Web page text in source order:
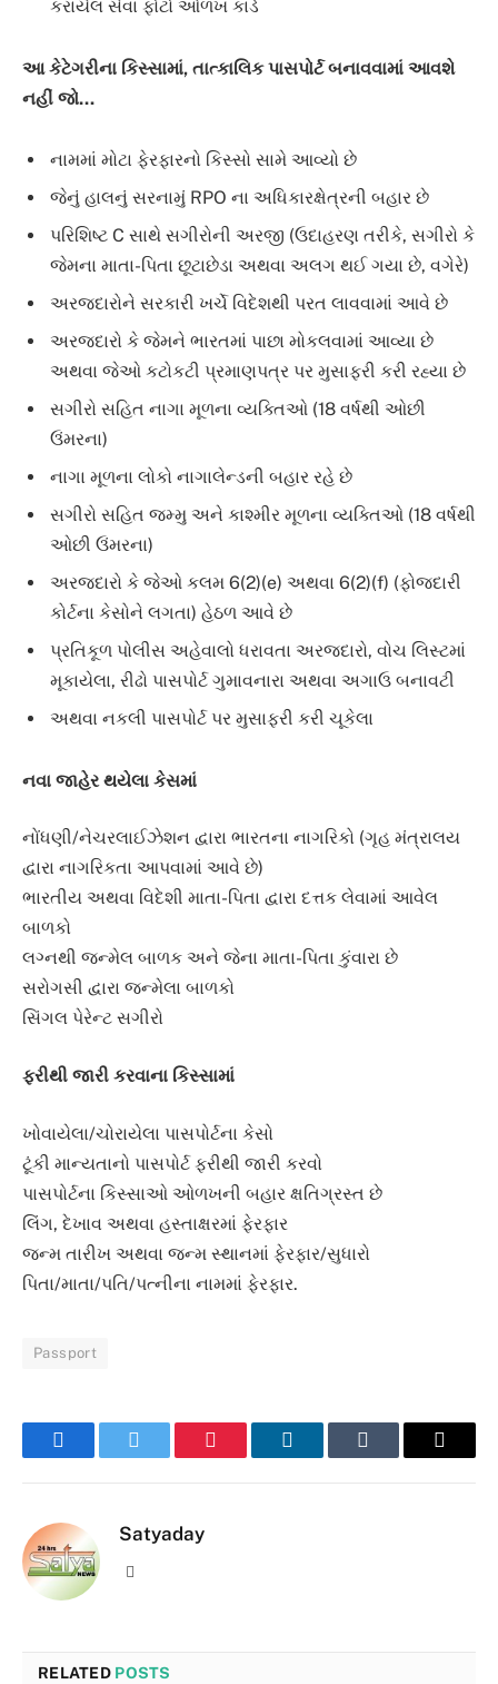
કરાયેલ સેવા ફોટો ઓળખ કાર્ડ
આ કેટેગરીના કિસ્સામાં, તાત્કાલિક પાસપોર્ટ બનાવવામાં આવશે
નહીં જો…
નામમાં મોટા ફેરફારનો કિસ્સો સામે આવ્યો છે
જેનું હાલનું સરનામું RPO ના અધિકારક્ષેત્રની બહાર છે
પરિશિષ્ટ C સાથે સગીરોની અરજી (ઉદાહરણ તરીકે, સગીરો કે
જેમના માતા-પિતા છૂટાછેડા અથવા અલગ થઈ ગયા છે, વગેરે)
અરજદારોને સરકારી ખર્ચે વિદેશથી પરત લાવવામાં આવે છે
અરજદારો કે જેમને ભારતમાં પાછા મોકલવામાં આવ્યા છે
અથવા જેઓ કટોકટી પ્રમાણપત્ર પર મુસાફરી કરી રહ્યા છે
સગીરો સહિત નાગા મૂળના વ્યક્તિઓ (18 વર્ષથી ઓછી
ઉંમરના)
નાગા મૂળના લોકો નાગાલેન્ડની બહાર રહે છે
સગીરો સહિત જમ્મુ અને કાશ્મીર મૂળના વ્યક્તિઓ (18 વર્ષથી
ઓછી ઉંમરના)
અરજદારો કે જેઓ કલમ 6(2)(e) અથવા 6(2)(f) (ફોજદારી
કોર્ટના કેસોને લગતા) હેઠળ આવે છે
પ્રતિકૂળ પોલીસ અહેવાલો ધરાવતા અરજદારો, વોચ લિસ્ટમાં
મૂકાયેલા, રીઢો પાસપોર્ટ ગુમાવનારા અથવા અગાઉ બનાવટી
અથવા નકલી પાસપોર્ટ પર મુસાફરી કરી ચૂકેલા
નવા જાહેર થયેલા કેસમાં
નોંધણી/નેચરલાઈઝેશન દ્વારા ભારતના નાગરિકો (ગૃહ મંત્રાલય
દ્વારા નાગરિકતા આપવામાં આવે છે)
ભારતીય અથવા વિદેશી માતા-પિતા દ્વારા દત્તક લેવામાં આવેલ
બાળકો
લગ્નથી જન્મેલ બાળક અને જેના માતા-પિતા કુંવારા છે
સરોગસી દ્વારા જન્મેલા બાળકો
સિંગલ પેરેન્ટ સગીરો
ફરીથી જારી કરવાના કિસ્સામાં
ખોવાયેલા/ચોરાયેલા પાસપોર્ટના કેસો
ટૂંકી માન્યતાનો પાસપોર્ટ ફરીથી જારી કરવો
પાસપોર્ટના કિસ્સાઓ ઓળખની બહાર ક્ષતિગ્રસ્ત છે
લિંગ, દેખાવ અથવા હસ્તાક્ષરમાં ફેરફાર
જન્મ તારીખ અથવા જન્મ સ્થાનમાં ફેરફાર/સુધારો
પિતા/માતા/પતિ/પત્નીના નામમાં ફેરફાર.
Passport
FacebookTwitter Pinterest LinkedInTumblr Email
Satyaday
RELATED POSTS